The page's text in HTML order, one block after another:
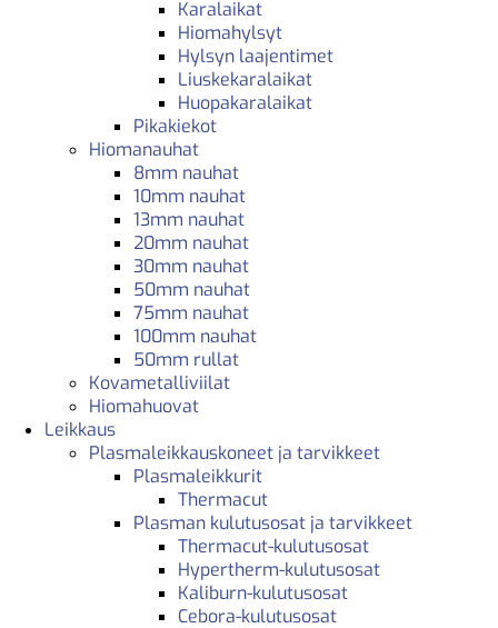
Karalaikat
Hiomahylsyt
Hylsyn laajentimet
Liuskekaralaikat
Huopakaralaikat
Pikakiekot
Hiomanauhat
8mm nauhat
10mm nauhat
13mm nauhat
20mm nauhat
30mm nauhat
50mm nauhat
75mm nauhat
100mm nauhat
50mm rullat
Kovametalliviilat
Hiomahuovat
Leikkaus
Plasmaleikkauskoneet ja tarvikkeet
Plasmaleikkurit
Thermacut
Plasman kulutusosat ja tarvikkeet
Thermacut-kulutusosat
Hypertherm-kulutusosat
Kaliburn-kulutusosat
Cebora-kulutusosat